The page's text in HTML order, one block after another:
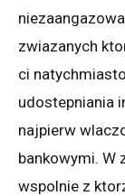
zwiazanych
ci
udostepniania
najpierw
bankowymi. W
wspolnie z